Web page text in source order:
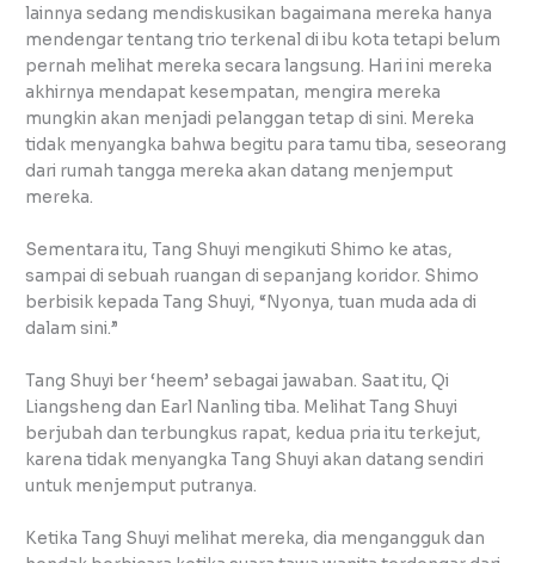
lainnya sedang mendiskusikan bagaimana mereka hanya
mendengar tentang trio terkenal di ibu kota tetapi belum
pernah melihat mereka secara langsung. Hari ini mereka
akhirnya mendapat kesempatan, mengira mereka
mungkin akan menjadi pelanggan tetap di sini. Mereka
tidak menyangka bahwa begitu para tamu tiba, seseorang
dari rumah tangga mereka akan datang menjemput
mereka.
Sementara itu, Tang Shuyi mengikuti Shimo ke atas,
sampai di sebuah ruangan di sepanjang koridor. Shimo
berbisik kepada Tang Shuyi, “Nyonya, tuan muda ada di
dalam sini.”
Tang Shuyi ber ‘heem’ sebagai jawaban. Saat itu, Qi
Liangsheng dan Earl Nanling tiba. Melihat Tang Shuyi
berjubah dan terbungkus rapat, kedua pria itu terkejut,
karena tidak menyangka Tang Shuyi akan datang sendiri
untuk menjemput putranya.
Ketika Tang Shuyi melihat mereka, dia mengangguk dan